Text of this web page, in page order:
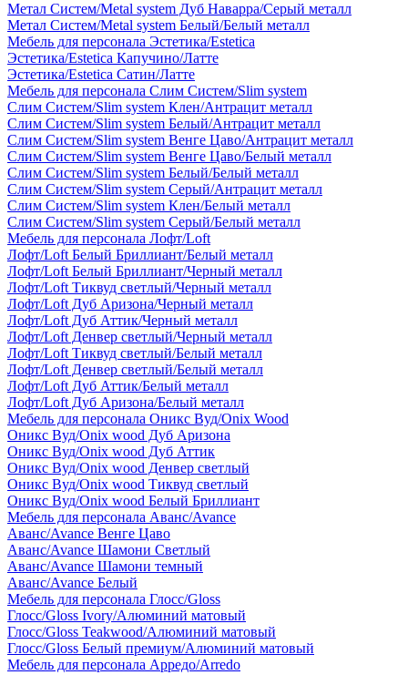
Метал Систем/Metal system Дуб Наварра/Серый металл
Метал Систем/Metal system Белый/Белый металл
Мебель для персонала Эстетика/Estetica
Эстетика/Estetica Капучино/Латте
Эстетика/Estetica Сатин/Латте
Мебель для персонала Слим Систем/Slim system
Слим Систем/Slim system Клен/Антрацит металл
Слим Систем/Slim system Белый/Антрацит металл
Слим Систем/Slim system Венге Цаво/Антрацит металл
Слим Систем/Slim system Венге Цаво/Белый металл
Слим Систем/Slim system Белый/Белый металл
Слим Систем/Slim system Серый/Антрацит металл
Слим Систем/Slim system Клен/Белый металл
Слим Систем/Slim system Серый/Белый металл
Мебель для персонала Лофт/Loft
Лофт/Loft Белый Бриллиант/Белый металл
Лофт/Loft Белый Бриллиант/Черный металл
Лофт/Loft Тиквуд светлый/Черный металл
Лофт/Loft Дуб Аризона/Черный металл
Лофт/Loft Дуб Аттик/Черный металл
Лофт/Loft Денвер светлый/Черный металл
Лофт/Loft Тиквуд светлый/Белый металл
Лофт/Loft Денвер светлый/Белый металл
Лофт/Loft Дуб Аттик/Белый металл
Лофт/Loft Дуб Аризона/Белый металл
Мебель для персонала Оникс Вуд/Onix Wood
Оникс Вуд/Onix wood Дуб Аризона
Оникс Вуд/Onix wood Дуб Аттик
Оникс Вуд/Onix wood Денвер светлый
Оникс Вуд/Onix wood Тиквуд светлый
Оникс Вуд/Onix wood Белый Бриллиант
Мебель для персонала Аванс/Avance
Аванс/Avance Венге Цаво
Аванс/Avance Шамони Светлый
Аванс/Avance Шамони темный
Аванс/Avance Белый
Мебель для персонала Глосс/Gloss
Глосс/Gloss Ivory/Алюминий матовый
Глосс/Gloss Teakwood/Алюминий матовый
Глосс/Gloss Белый премиум/Алюминий матовый
Мебель для персонала Арредо/Arredo